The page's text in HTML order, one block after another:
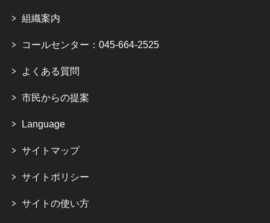
組織案内
コールセンター：045-664-2525
よくある質問
市民からの提案
Language
サイトマップ
サイトポリシー
サイトの使い方